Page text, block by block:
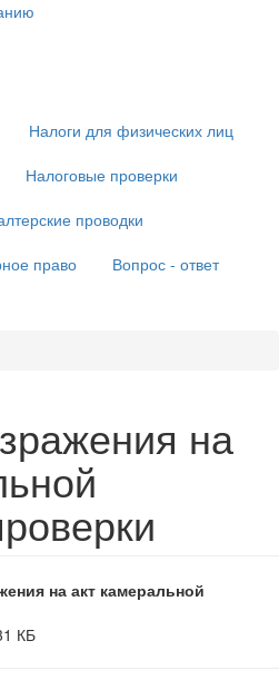
Налоги для физических лиц
Налоговые проверки
проводки
право
Вопрос - ответ
на
на акт камеральной
КБ